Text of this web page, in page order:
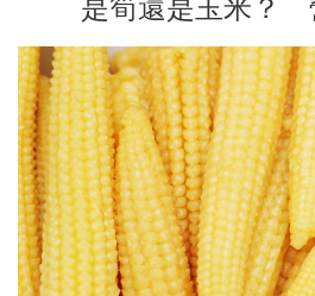
是筍還是玉米？